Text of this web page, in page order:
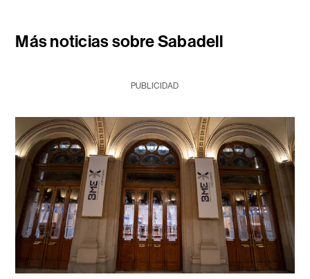
Más noticias sobre Sabadell
PUBLICIDAD